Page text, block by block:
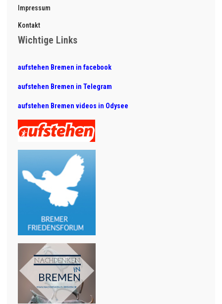
Impressum
Kontakt
Wichtige Links
aufstehen Bremen in facebook
aufstehen Bremen in Telegram
aufstehen Bremen videos in Odysee